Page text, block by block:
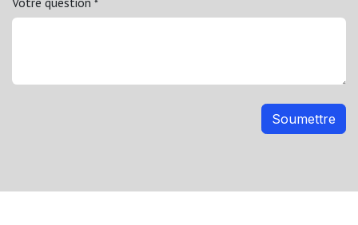
*
Soumettre